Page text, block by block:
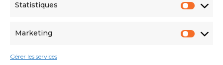
Statistiques
Marketing
Gérer les services